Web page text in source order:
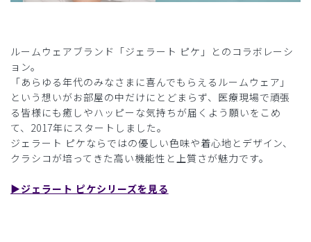
ルームウェアブランド「ジェラート ピケ」とのコラボレーシ
ョン。
「あらゆる年代のみなさまに喜んでもらえるルームウェア」
という想いがお部屋の中だけにとどまらず、医療現場で頑張
る皆様にも癒しやハッピーな気持ちが届くよう願いをこめ
て、2017年にスタートしました。
ジェラート ピケならではの優しい色味や着心地とデザイン、
クラシコが培ってきた高い機能性と上質さが魅力です。
▶︎ジェラート ピケシリーズを見る